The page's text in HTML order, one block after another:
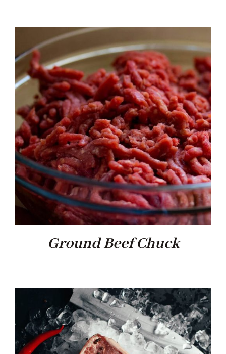
NOTICIES
CONTACTE
Ground Beef Chuck